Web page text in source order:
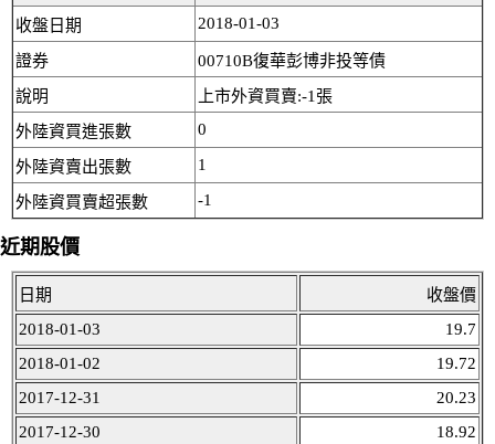
收盤日期
2018-01-03
證券
00710B復華彭博非投等債
說明
上市外資買賣:-1張
外陸資買進張數
0
外陸資賣出張數 1
外陸資買賣超張數 -1
近期股價
日期
收盤價
2018-01-03
19.7
2018-01-02
19.72
2017-12-31
20.23
2017-12-30
18.92